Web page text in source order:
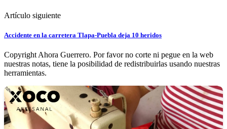
Artículo siguiente
Accidente en la carretera Tlapa-Puebla deja 10 heridos
Copyright Ahora Guerrero. Por favor no corte ni pegue en la web
nuestras notas, tiene la posibilidad de redistribuirlas usando nuestras
herramientas.